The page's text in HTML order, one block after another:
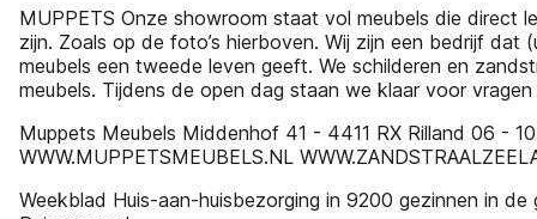
MUPPETS Onze showroom staat vol meubels die direct
zijn. Zoals op de foto’s hierboven. Wij zijn een bedrijf dat
meubels een tweede leven geeft. We schilderen en
meubels. Tijdens de open dag staan we klaar voor
Muppets Meubels Middenhof 41 - 4411 RX Rilland 06 -
WWW.MUPPETSMEUBELS.NL
Weekblad Huis-aan-huisbezorging in 9200 gezinnen in de